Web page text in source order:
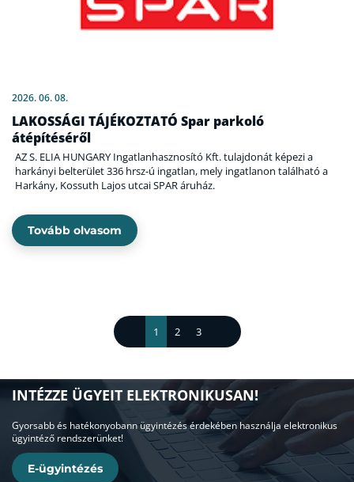
2026. 06. 08.
LAKOSSÁGI TÁJÉKOZTATÓ Spar parkoló
átépítéséről
AZ S. ELIA HUNGARY Ingatlanhasznosító Kft. tulajdonát képezi a
harkányi belterület 336 hrsz-ú ingatlan, mely ingatlanon található a
Harkány, Kossuth Lajos utcai SPAR áruház.
Tovább olvasom
1 2 3
INTÉZZE ÜGYEIT ELEKTRONIKUSAN!
Gyorsabb és hatékonyobann ügyintézés érdekében használja elektronikus
ügyintéző rendszerünket!
E-ügyintézés